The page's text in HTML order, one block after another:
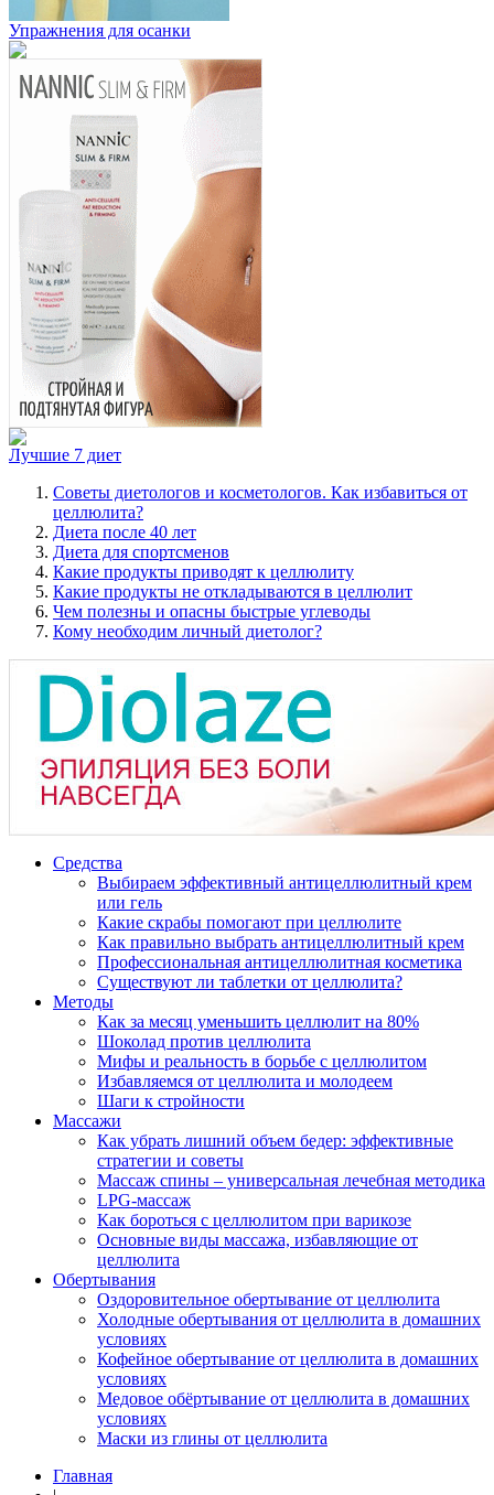
Упражнения для осанки
Лучшие 7 диет
Советы диетологов и косметологов. Как избавиться от
целлюлита?
Диета после 40 лет
Диета для спортсменов
Какие продукты приводят к целлюлиту
Какие продукты не откладываются в целлюлит
Чем полезны и опасны быстрые углеводы
Кому необходим личный диетолог?
Средства
Выбираем эффективный антицеллюлитный крем
или гель
Какие скрабы помогают при целлюлите
Как правильно выбрать антицеллюлитный крем
Профессиональная антицеллюлитная косметика
Существуют ли таблетки от целлюлита?
Методы
Как за месяц уменьшить целлюлит на 80%
Шоколад против целлюлита
Мифы и реальность в борьбе с целлюлитом
Избавляемся от целлюлита и молодеем
Шаги к стройности
Массажи
Как убрать лишний объем бедер: эффективные
стратегии и советы
Массаж спины – универсальная лечебная методика
LPG-массаж
Как бороться с целлюлитом при варикозе
Основные виды массажа, избавляющие от
целлюлита
Обертывания
Оздоровительное обертывание от целлюлита
Холодные обертывания от целлюлита в домашних
условиях
Кофейное обертывание от целлюлита в домашних
условиях
Медовое обёртывание от целлюлита в домашних
условиях
Маски из глины от целлюлита
Главная